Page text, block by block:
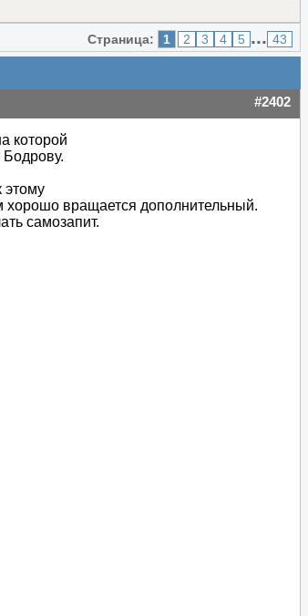
Страница: 1 2 3 4 5 ... 43
#2402
которой
Бодрову.
этому
хорошо вращается дополнительный.
самозапит.